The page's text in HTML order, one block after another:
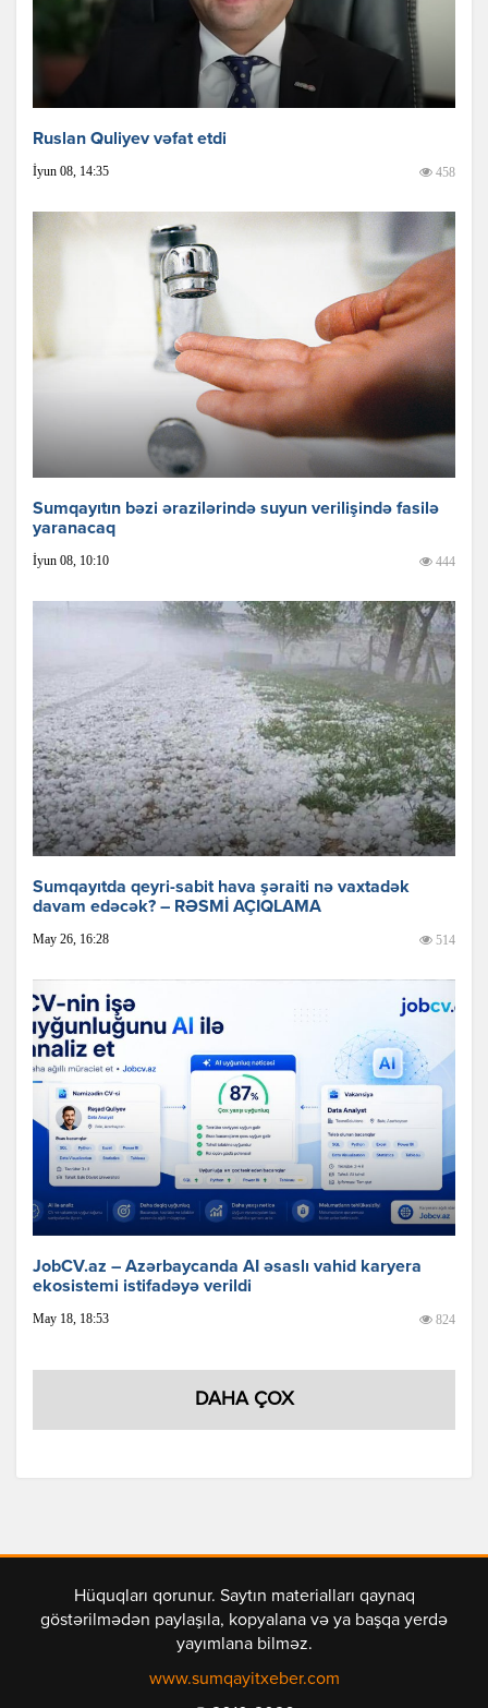
Ruslan Quliyev vəfat etdi
İyun 08, 14:35 458
Sumqayıtın bəzi ərazilərində suyun verilişində fasilə
yaranacaq
İyun 08, 10:10 444
Sumqayıtda qeyri-sabit hava şəraiti nə vaxtadək
davam edəcək? – RƏSMİ AÇIQLAMA
May 26, 16:28 514
JobCV.az – Azərbaycanda AI əsaslı vahid karyera
ekosistemi istifadəyə verildi
May 18, 18:53 824
DAHA ÇOX
Hüquqları qorunur. Saytın materialları qaynaq
göstərilmədən paylaşıla, kopyalana və ya başqa yerdə
yayımlana bilməz.
www.sumqayitxeber.com